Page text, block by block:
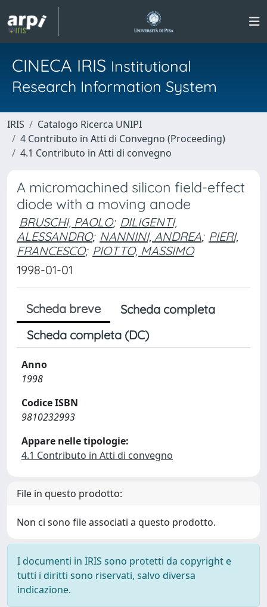
CINECA IRIS Institutional
Research Information System
IRIS
Catalogo Ricerca UNIPI
4 Contributo in Atti di Convegno (Proceeding)
4.1 Contributo in Atti di convegno
A micromachined silicon field-effect
diode with a moving anode
BRUSCHI, PAOLO; DILIGENTI,
ALESSANDRO; NANNINI, ANDREA; PIERI,
FRANCESCO; PIOTTO, MASSIMO
1998-01-01
Scheda breve
Scheda completa
Scheda completa (DC)
Anno
1998
Codice ISBN
9810232993
Appare nelle tipologie:
4.1 Contributo in Atti di convegno
File in questo prodotto:
Non ci sono file associati a questo prodotto.
I documenti in IRIS sono protetti da copyright e
tutti i diritti sono riservati, salvo diversa
indicazione.